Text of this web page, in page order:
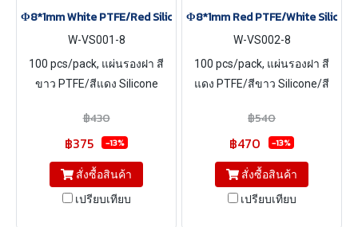
Φ8*1mm White PTFE/Red Silicone Septa, 100 pcs/pack(copy)
W-VS001-8
100 pcs/pack, แผ่นรองฝา สี
ขาว PTFE/สีแดง Silicone
฿430
฿375 -13%
สั่งซื้อสินค้า
เปรียบเทียบ
Φ8*1mm Red PTFE/White
W-VS002-8
100 pcs/pack, แผ่นรองฝา สี
แดง PTFE/สีขาว Silicone/สี
฿540
฿470 -13%
สั่งซื้อสินค้า
เปรียบเทียบ